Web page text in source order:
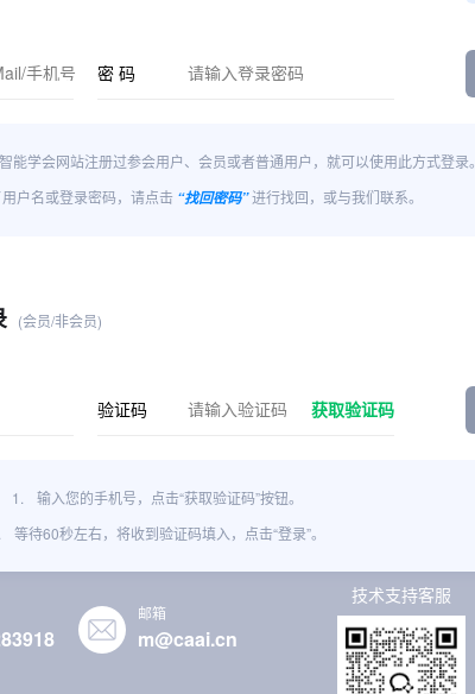
密 码
能学会网站注册过参会用户、会员或者普通用户，就可以使用此方式登录。
户名或登录密码，请点击 “找回密码”进行找回，或与我们联系。
(会员/非会员)
验证码 获取验证码
1.
输入您的手机号，点击“获取验证码”按钮。
等待60秒左右，将收到验证码填入，点击“登录”。
邮箱
m@caai.cn
技术支持客服